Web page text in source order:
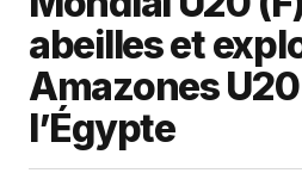
abeilles et
Amazones
l’Égypte